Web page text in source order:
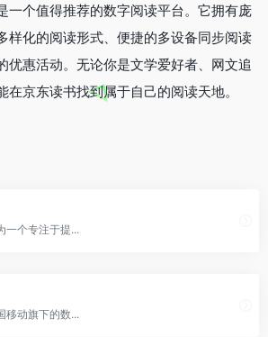
一个值得推荐的数字阅读平台。它拥有庞
样化的阅读形式、便捷的多设备同步阅读
优惠活动。无论你是文学爱好者、网文追
在京东读书找到属于自己的阅读天地。
一个专注于提...
移动旗下的数...